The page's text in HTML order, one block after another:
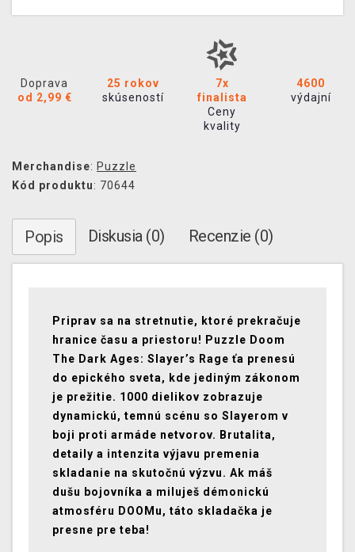
Doprava
od 2,99 €
25 rokov
skúseností
7x
finalista
Ceny
kvality
4600
výdajní
Merchandise: Puzzle
Kód produktu: 70644
Popis Diskusia (0) Recenzie (0)
Priprav sa na stretnutie, ktoré prekračuje
hranice času a priestoru! Puzzle Doom
The Dark Ages: Slayer’s Rage ťa prenesú
do epického sveta, kde jediným zákonom
je prežitie. 1000 dielikov zobrazuje
dynamickú, temnú scénu so Slayerom v
boji proti armáde netvorov. Brutalita,
detaily a intenzita výjavu premenia
skladanie na skutočnú výzvu. Ak máš
dušu bojovníka a miluješ démonickú
atmosféru DOOMu, táto skladačka je
presne pre teba!